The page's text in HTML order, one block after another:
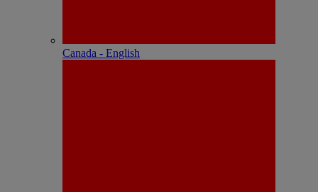
Canada - English